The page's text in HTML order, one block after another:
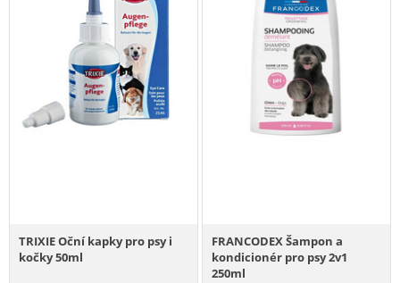
TRIXIE Oční kapky pro psy i
kočky 50ml
FRANCODEX Šampon a
kondicionér pro psy 2v1
250ml